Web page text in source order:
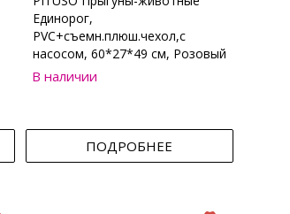
Единорог,
PVC+съемн.плюш.чехол,с
насосом, 60*27*49 см, Розовый
В наличии
ПОДРОБНЕЕ